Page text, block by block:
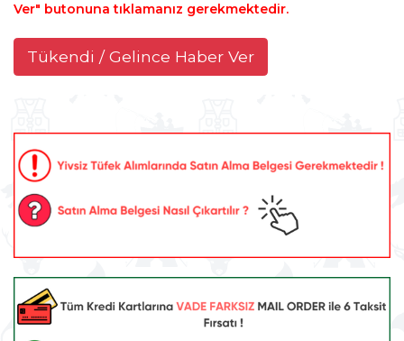
Ver" butonuna tıklamanız gerekmektedir.
Tükendi / Gelince Haber Ver